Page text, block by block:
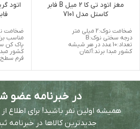
مغز اتود تی کا 2 میل B فابر
کاستل مدل 7101
ضخامت نوک:2 میلی متر
درجه سختی نوک:B
تعداد:10 عدد در هر شیشه
کشور مبدا برند:آلمان
ضخامت نوک:0.7
مناسب
پاک کن
کشور
فرم سطح
در خبرنامه عضو
همیشه اولین نفر باشید! برای اطلاع
جدیدترین کالاها در خبرنامه